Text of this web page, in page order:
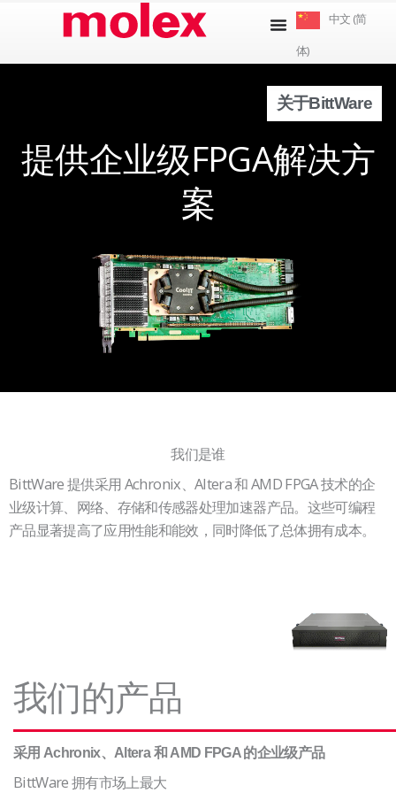
中文 (简
体)
关于BittWare
提供企业级FPGA解决方
案
我们是谁
BittWare 提供采用 Achronix、Altera 和 AMD FPGA 技术的企
业级计算、网络、存储和传感器处理加速器产品。这些可编程
产品显著提高了应用性能和能效，同时降低了总体拥有成本。
我们的产品
采用 Achronix、Altera 和 AMD FPGA 的企业级产品
BittWare 拥有市场上最大